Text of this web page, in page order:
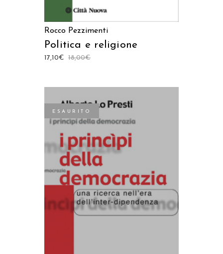
Rocco Pezzimenti
Politica e religione
18,00€
17,10€
ESAURITO
LEGGI TUTTO